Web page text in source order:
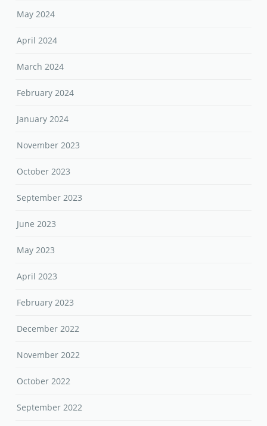
May 2024
April 2024
March 2024
February 2024
January 2024
November 2023
October 2023
September 2023
June 2023
May 2023
April 2023
February 2023
December 2022
November 2022
October 2022
September 2022